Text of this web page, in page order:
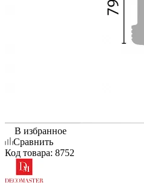
В избранное
Сравнить
Код товара: 8752